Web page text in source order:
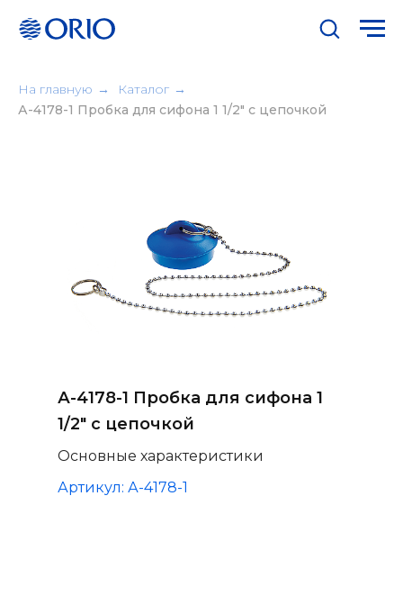
На главную → Каталог →
А-4178-1 Пробка для сифона 1 1/2" с цепочкой
Основные характеристики
А-4178-1 Пробка для сифона 1
1/2" с цепочкой
Артикул: А-4178-1